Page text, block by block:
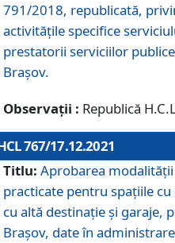
791/2018, republicată,
activităţile specifice
prestatorii serviciilor
Braşov.
Observații : Republică
767/17.12.2021
Titlu: Aprobarea
practicate pentru spaţiile
cu altă destinaţie şi garaje,
Braşov, date în